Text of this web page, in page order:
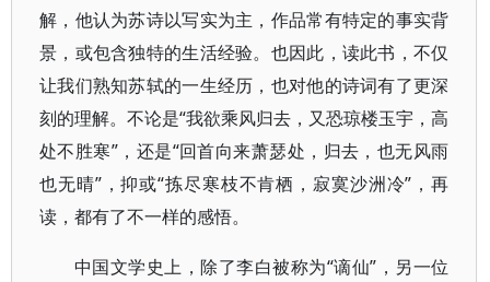
解，他认为苏诗以写实为主，作品常有特定的事实背
景，或包含独特的生活经验。也因此，读此书，不仅
让我们熟知苏轼的一生经历，也对他的诗词有了更深
刻的理解。不论是“我欲乘风归去，又恐琼楼玉宇，高
处不胜寒”，还是“回首向来萧瑟处，归去，也无风雨
也无晴”，抑或“拣尽寒枝不肯栖，寂寞沙洲冷”，再
读，都有了不一样的感悟。
中国文学史上，除了李白被称为“谪仙”，另一位